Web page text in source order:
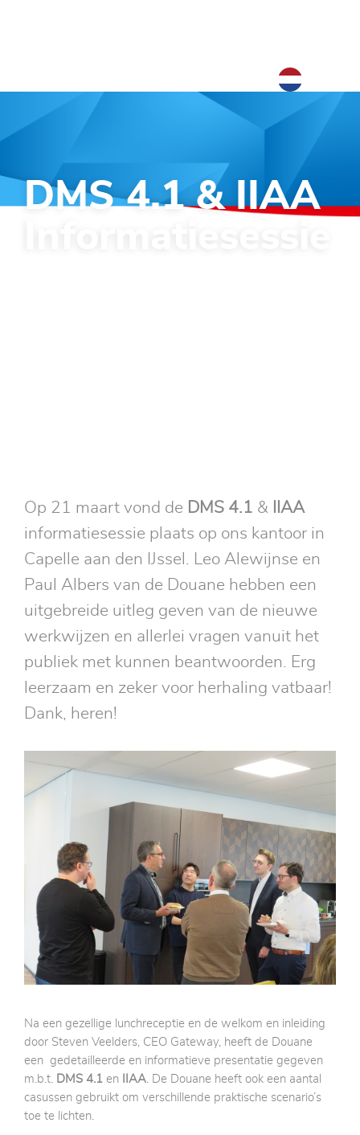
NL
DMS 4.1 & IIAA
Op 21 maart vond de DMS 4.1 &
IIAA
informatiesessie plaats op ons kantoor in
Capelle aan den IJssel. Leo Alewijnse en
Paul Albers van de Douane hebben een
uitgebreide uitleg geven van de nieuwe
werkwijzen en allerlei vragen vanuit het
publiek met kunnen beantwoorden. Erg
leerzaam en zeker voor herhaling vatbaar!
Dank, heren!
Na een gezellige lunchreceptie en de welkom en inleiding
door Steven Veelders, CEO Gateway, heeft de Douane
een gedetailleerde en informatieve presentatie gegeven
m.b.t. DMS 4.1 en IIAA. De Douane heeft ook een aantal
casussen gebruikt om verschillende praktische scenario’s
toe te lichten.